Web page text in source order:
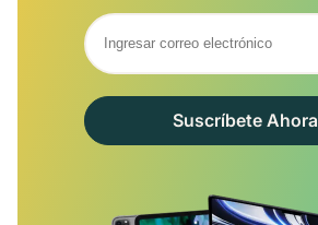
Suscríbete Ahora